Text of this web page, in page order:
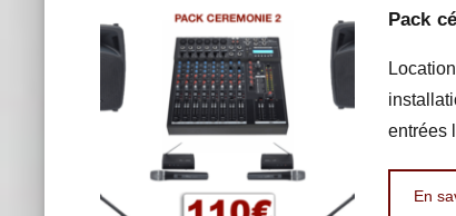
Pack
entrées
En